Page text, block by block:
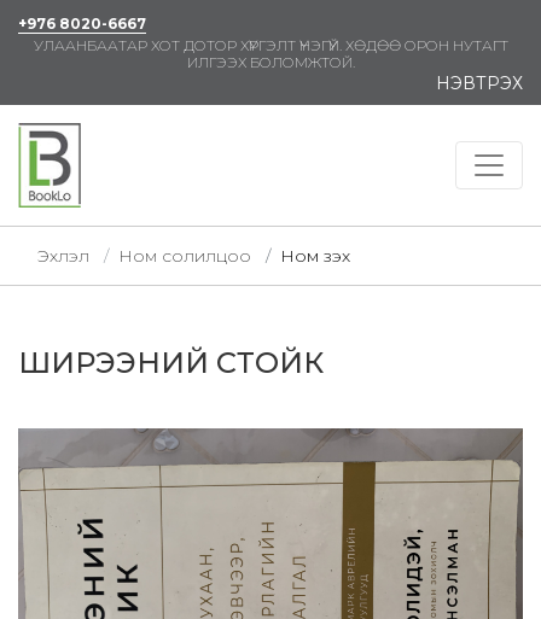
+976 8020-6667
УЛААНБААТАР ХОТ ДОТОР ХҮРГЭЛТ ҮНЭГҮЙ. ХӨДӨӨ ОРОН НУТАГТ
ИЛГЭЭХ БОЛОМЖТОЙ.
НЭВТРЭХ
Эхлэл Ном солилцоо Ном үзэх
ШИРЭЭНИЙ СТОЙК